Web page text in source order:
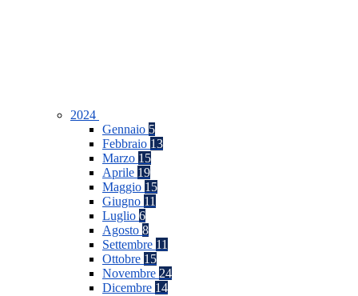
2024
Gennaio 5
Febbraio 13
Marzo 15
Aprile 19
Maggio 15
Giugno 11
Luglio 6
Agosto 8
Settembre 11
Ottobre 15
Novembre 24
Dicembre 14